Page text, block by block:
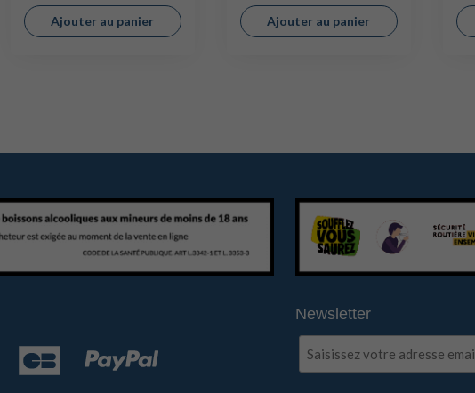
Ajouter au panier Ajouter au panier
Newsletter